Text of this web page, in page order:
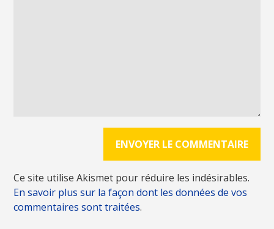
Ce site utilise Akismet pour réduire les indésirables.
En savoir plus sur la façon dont les données de vos
commentaires sont traitées.